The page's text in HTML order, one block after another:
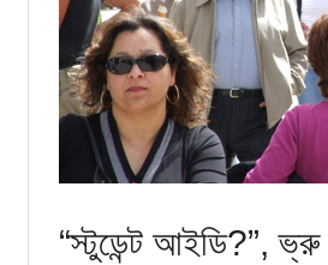
“স্টুডেন্ট আইডি?”, ভ্রু